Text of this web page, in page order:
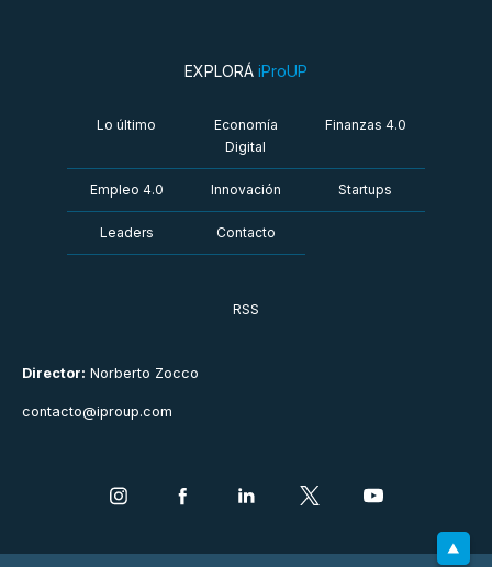
Director: Norberto Zocco
contacto@iproup.com
EXPLORÁ iProUP
Lo último
Economía
Digital
Finanzas 4.0
Empleo 4.0 Innovación Startups
Leaders Contacto
RSS